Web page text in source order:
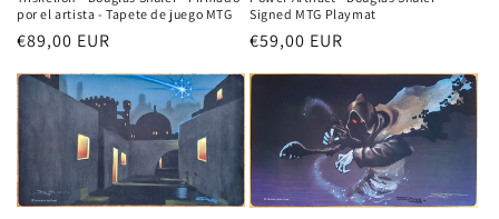
por el artista - Tapete de juego MTG
Precio
habitual
€89,00 EUR
Signed MTG Playmat
Precio
€59,00 EUR